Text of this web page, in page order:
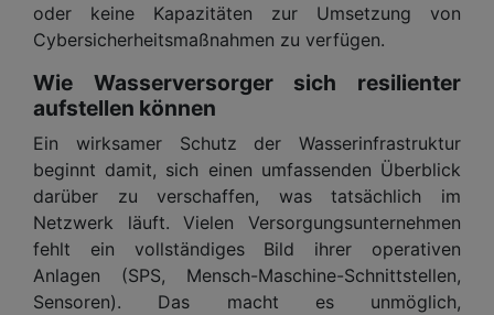
oder keine Kapazitäten zur Umsetzung von
Cybersicherheitsmaßnahmen zu verfügen.
Wie Wasserversorger sich resilienter
aufstellen können
Ein wirksamer Schutz der Wasserinfrastruktur
beginnt damit, sich einen umfassenden Überblick
darüber zu verschaffen, was tatsächlich im
Netzwerk läuft. Vielen Versorgungsunternehmen
fehlt ein vollständiges Bild ihrer operativen
Anlagen (SPS, Mensch-Maschine-Schnittstellen,
Sensoren). Das macht es unmöglich,